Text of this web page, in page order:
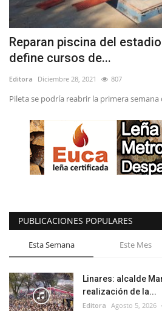
Reparan piscina del
define cursos de...
Editora Diciembre 28, 2021 807
Pileta se podría reabrir la primera semana
PUBLICACIONES POPULARES
Esta Semana Este Mes
Linares: alcalde
realización de la...
Editora Agosto 5, 2026